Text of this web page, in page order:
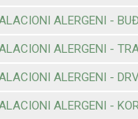
ALERGENI -
ALERGENI -
ALERGENI -
ALERGENI -